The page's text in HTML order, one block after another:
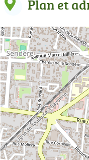
Plan et